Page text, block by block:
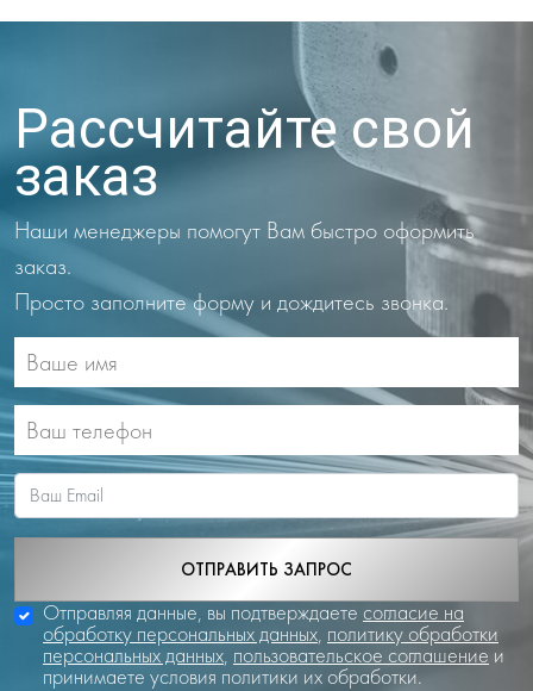
Рассчитайте свой
заказ
Наши менеджеры помогут Вам быстро оформить
заказ.
Просто заполните форму и дождитесь звонка.
ОТПРАВИТЬ ЗАПРОС
Отправляя данные, вы подтверждаете согласие на
обработку персональных данных, политику обработки
персональных данных, пользовательское соглашение и
принимаете условия политики их обработки.